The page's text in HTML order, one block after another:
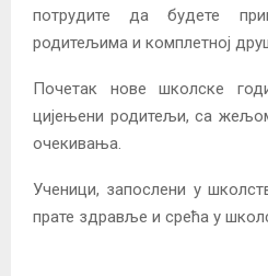
потрудите да будете
родитељима и комплетној
Почетак нове школске
цијењени родитељи, са
очекивања.
Ученици, запослени у
прате здравље и срећа у